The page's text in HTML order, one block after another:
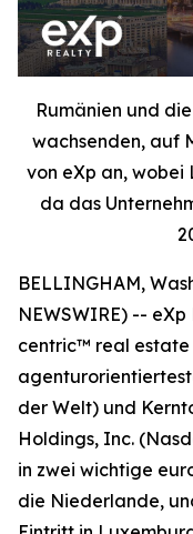
Rumänien und
wachsenden, auf
von eXp an,
da das
BELLINGHAM,
NEWSWIRE) --
centric™ real
der Welt) und
Holdings, Inc.
in zwei wichtige
die Niederlande,